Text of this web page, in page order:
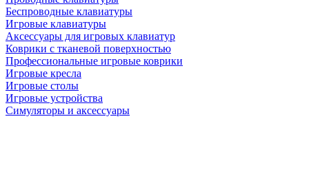
Беспроводные клавиатуры
Игровые клавиатуры
Аксессуары для игровых клавиатур
Коврики с тканевой поверхностью
Профессиональные игровые коврики
Игровые кресла
Игровые столы
Игровые устройства
Симуляторы и аксессуары